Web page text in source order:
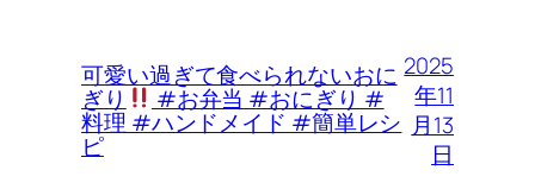
可愛い過ぎて食べられないおに
ぎり #お弁当 #おにぎり #
料理 #ハンドメイド #簡単レシ
ピ
2025
年11
月13
日